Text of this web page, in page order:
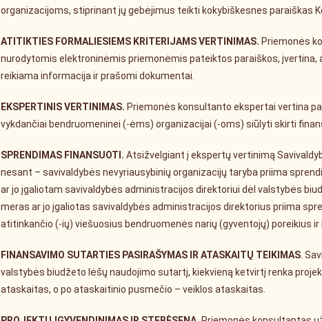
organizacijoms, stiprinant jų gebėjimus teikti kokybiškesnes paraiškas
ATITIKTIES FORMALIESIEMS KRITERIJAMS VERTINIMAS. Priemonės
nurodytomis elektroninėmis priemonėmis pateiktos paraiškos, įvertina,
reikiama informacija ir prašomi dokumentai.
EKSPERTINIS VERTINIMAS. Priemonės konsultanto ekspertai vertina
vykdančiai bendruomeninei (-ėms) organizacijai (‑oms) siūlyti skirti
SPRENDIMAS FINANSUOTI. Atsižvelgiant į ekspertų vertinimą
nesant – savivaldybės nevyriausybinių organizacijų taryba priima
ar jo įgaliotam savivaldybės administracijos direktoriui dėl valstybės
meras ar jo įgaliotas savivaldybės administracijos direktorius priima
atitinkančio (-ių) viešuosius bendruomenės narių (gyventojų) poreikius ir
FINANSAVIMO SUTARTIES PASIRAŠYMAS IR ATASKAITŲ TEIKIMAS .
valstybės biudžeto lėšų naudojimo sutartį, kiekvieną ketvirtį renka
ataskaitas, o po ataskaitinio pusmečio – veiklos ataskaitas.